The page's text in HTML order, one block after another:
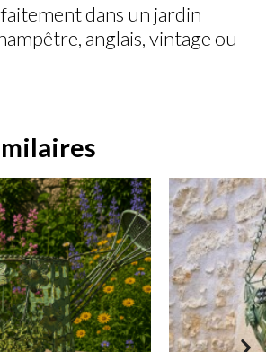
dans un jardin
anglais, vintage ou